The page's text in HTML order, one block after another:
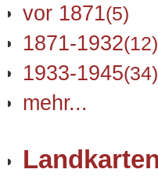
vor 1871(5)
1871-1932(12)
1933-1945(34)
mehr...